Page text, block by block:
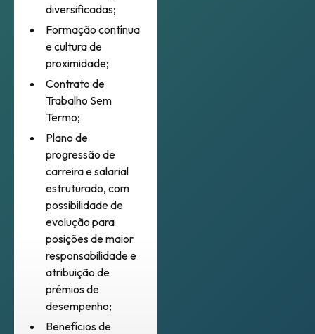
diversificadas;
Formação contínua
e cultura de
proximidade;
Contrato de
Trabalho Sem
Termo;
Plano de
progressão de
carreira e salarial
estruturado, com
possibilidade de
evolução para
posições de maior
responsabilidade e
atribuição de
prémios de
desempenho;
Benefícios de